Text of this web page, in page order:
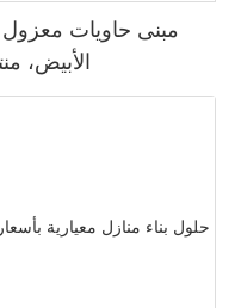
مبنى حاويات معزول
الأبيض،